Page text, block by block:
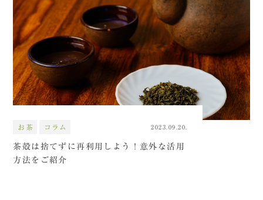
お茶 コラム 2023.09.20.
茶殻は捨てずに再利用しよう！意外な活用
方法をご紹介